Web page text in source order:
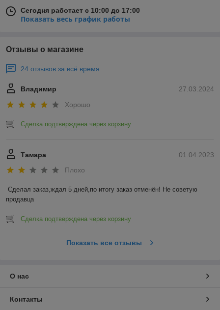
Сегодня работает с 10:00 до 17:00
Показать весь график работы
Отзывы о магазине
24 отзывов за всё время
27.03.2024
Владимир
Хорошо
Сделка подтверждена через корзину
01.04.2023
Тамара
Плохо
Сделал заказ,ждал 5 дней,по итогу заказ отменён! Не советую
продавца
Сделка подтверждена через корзину
Показать все отзывы
О нас
Контакты